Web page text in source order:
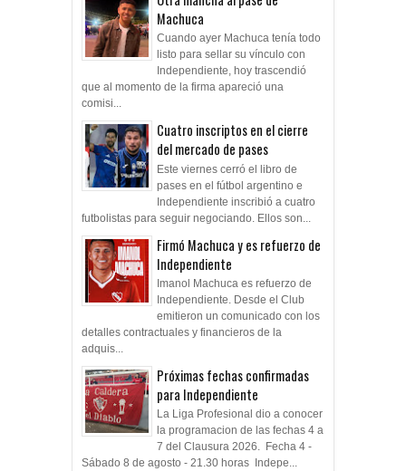
Machuca
Cuando ayer Machuca tenía todo
listo para sellar su vínculo con
Independiente, hoy trascendió
que al momento de la firma apareció una
comisi...
Cuatro inscriptos en el cierre
del mercado de pases
Este viernes cerró el libro de
pases en el fútbol argentino e
Independiente inscribió a cuatro
futbolistas para seguir negociando. Ellos son...
Firmó Machuca y es refuerzo de
Independiente
Imanol Machuca es refuerzo de
Independiente. Desde el Club
emitieron un comunicado con los
detalles contractuales y financieros de la
adquis...
Próximas fechas confirmadas
para Independiente
La Liga Profesional dio a conocer
la programacion de las fechas 4 a
7 del Clausura 2026. Fecha 4 -
Sábado 8 de agosto - 21.30 horas Indepe...